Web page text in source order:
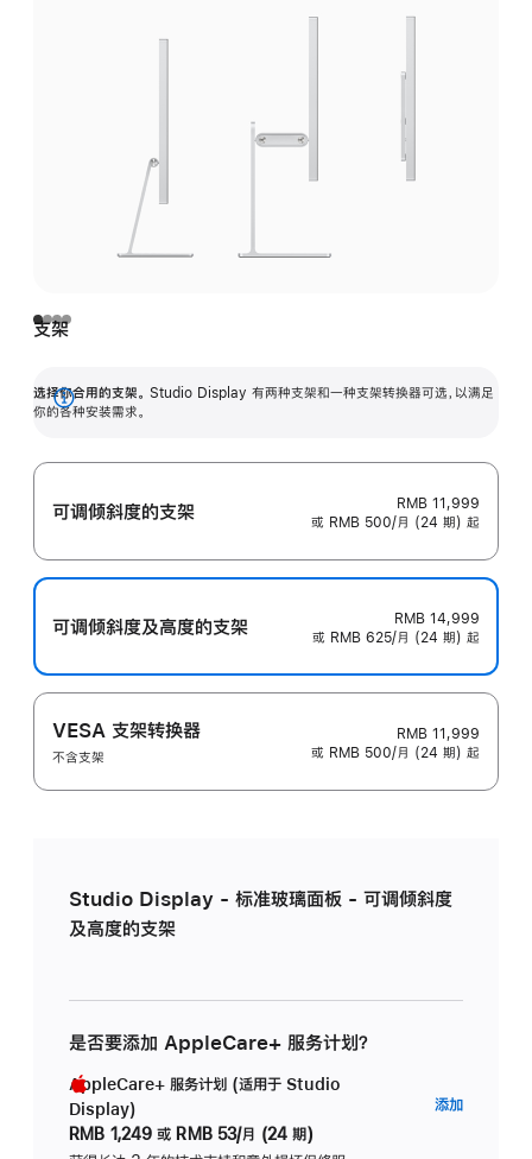
支架
选择你合用的支架。 Studio Display 有两种支架和一种支架转换器可选，以满足
你的各种安装需求。
展
可调倾斜度的支架
RMB 11,999
或 RMB 500/月 (24 期) 起
可调倾斜度及高‍度的支‍架
RMB 14,999
或 RMB 625/月 (24 期) 起
VESA 支架转换器
不含支架
RMB 11,999
或 RMB 500/月 (24 期) 起
Studio Display - 标准玻璃面板 - 可调倾斜度
及高度的支架
是否要添加 AppleCare+ 服务计划？
AppleCare+ 服务计划 (适用于 Studio
Display)
RMB 1,249 或 RMB 53/月 (24 期)
添加